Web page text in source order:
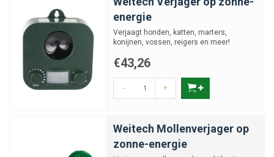
energie
Verjaagt honden, katten, marters,
konijnen, vossen, reigers en meer!
€43,26
- +
Weitech Mollenverjager op
zonne-energie